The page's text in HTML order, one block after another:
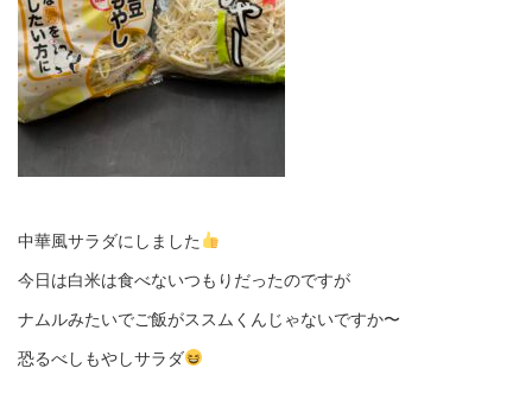
中華風サラダにしました
今日は白米は食べないつもりだったのですが
ナムルみたいでご飯がススムくんじゃないですか〜
恐るべしもやしサラダ